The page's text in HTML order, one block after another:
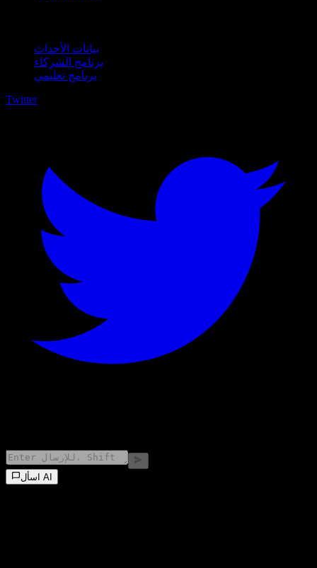
بيانات الأحداث
برنامج الشركاء
برنامج تعليمي
Twitter
اسأل AI